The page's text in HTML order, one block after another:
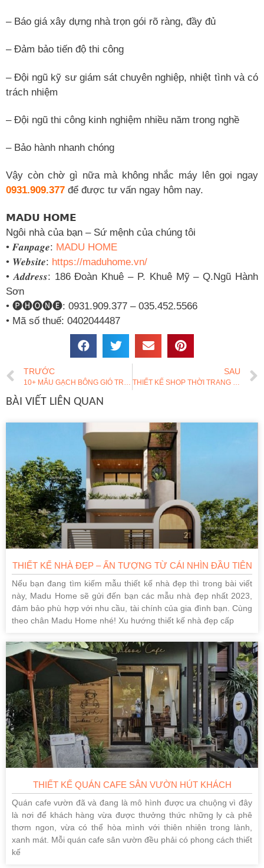
– Báo giá xây dựng nhà trọn gói rõ ràng, đầy đủ
– Đảm bảo tiến độ thi công
– Đội ngũ kỹ sư giám sát chuyên nghiệp, nhiệt tình và có
trách nhiệm
– Đội ngũ thi công kinh nghiệm nhiều năm trong nghề
– Bảo hành nhanh chóng
Vậy còn chờ gì nữa mà không nhắc máy lên gọi ngay
0931.909.377 để được tư vấn ngay hôm nay.
𝗠𝗔𝗗𝗨 𝗛𝗢𝗠𝗘
Ngôi nhà của bạn – Sứ mệnh của chúng tôi
• 𝑭𝒂𝒏𝒑𝒂𝒈𝒆: MADU HOME
• 𝑾𝒆𝒃𝒔𝒊𝒕𝒆: https://maduhome.vn/
• 𝑨𝒅𝒅𝒓𝒆𝒔𝒔: 186 Đoàn Khuê – P. Khuê Mỹ – Q.Ngũ Hành
Sơn
• 🅟🅗🅞🅝🅔: 0931.909.377 – 035.452.5566
• Mã số thuế: 0402044487
TRƯỚC
10+ MẪU GẠCH BÔNG GIÓ TRANG TRÍ ĐẸP NHẤT HIỆN NAY
SAU
THIẾT KẾ SHOP THỜI TRANG NHỎ XINH | MADU HOME
BÀI VIẾT LIÊN QUAN
THIẾT KẾ NHÀ ĐẸP – ẤN TƯỢNG TỪ CÁI NHÌN ĐẦU TIÊN
Nếu bạn đang tìm kiếm mẫu thiết kế nhà đẹp thì trong bài viết
này, Madu Home sẽ gửi đến bạn các mẫu nhà đẹp nhất 2023,
đảm bảo phù hợp với nhu cầu, tài chính của gia đình bạn. Cùng
theo chân Madu Home nhé! Xu hướng thiết kế nhà đẹp cấp
THIẾT KẾ QUÁN CAFE SÂN VƯỜN HÚT KHÁCH
Quán cafe vườn đã và đang là mô hình được ưa chuộng vì đây
là nơi để khách hàng vừa được thưởng thức những ly cà phê
thơm ngon, vừa có thể hòa mình với thiên nhiên trong lành,
xanh mát. Mỗi quán cafe sân vườn đều phải có phong cách thiết
kế